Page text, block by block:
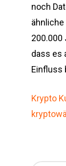
noch
200.000
dass es
Einfluss
Krypto